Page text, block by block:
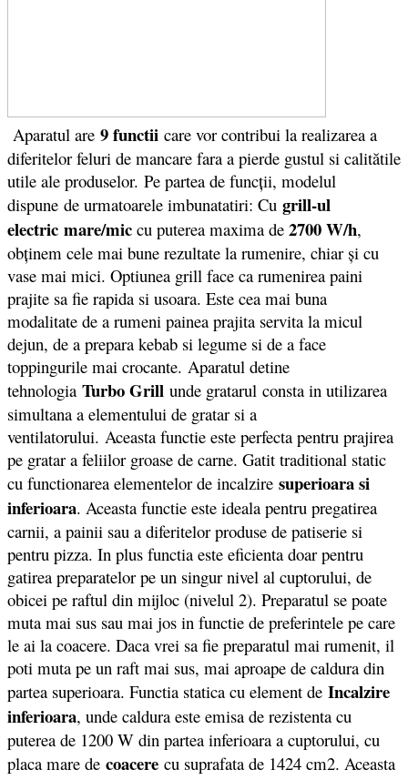
Aparatul are 9 functii care vor contribui la realizarea a
diferitelor feluri de mancare fara a pierde gustul si calitătile
utile ale produselor. Pe partea de funcții, modelul
dispune de urmatoarele imbunatatiri: Cu grill-ul
electric mare/mic cu puterea maxima de 2700 W/h,
obţinem cele mai bune rezultate la rumenire, chiar şi cu
vase mai mici. Optiunea grill face ca rumenirea paini
prajite sa fie rapida si usoara. Este cea mai buna
modalitate de a rumeni painea prajita servita la micul
dejun, de a prepara kebab si legume si de a face
toppingurile mai crocante. Aparatul detine
tehnologia Turbo Grill unde gratarul consta in utilizarea
simultana a elementului de gratar si a
ventilatorului. Aceasta functie este perfecta pentru prajirea
pe gratar a feliilor groase de carne. Gatit traditional static
cu functionarea elementelor de incalzire superioara si
inferioara. Aceasta functie este ideala pentru pregatirea
carnii, a painii sau a diferitelor produse de patiserie si
pentru pizza. In plus functia este eficienta doar pentru
gatirea preparatelor pe un singur nivel al cuptorului, de
obicei pe raftul din mijloc (nivelul 2). Preparatul se poate
muta mai sus sau mai jos in functie de preferintele pe care
le ai la coacere. Daca vrei sa fie preparatul mai rumenit, il
poti muta pe un raft mai sus, mai aproape de caldura din
partea superioara. Functia statica cu element de Incalzire
inferioara, unde caldura este emisa de rezistenta cu
puterea de 1200 W din partea inferioara a cuptorului, cu
placa mare de coacere cu suprafata de 1424 cm2. Aceasta